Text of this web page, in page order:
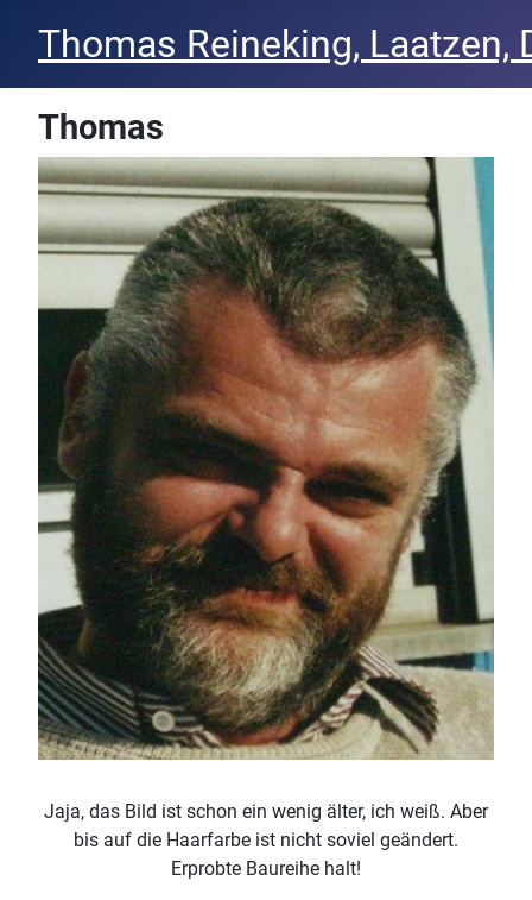
Thomas Reineking, Laatzen,
Thomas
Jaja, das Bild ist schon ein wenig älter, ich weiß. Aber
bis auf die Haarfarbe ist nicht soviel geändert.
Erprobte Baureihe halt!